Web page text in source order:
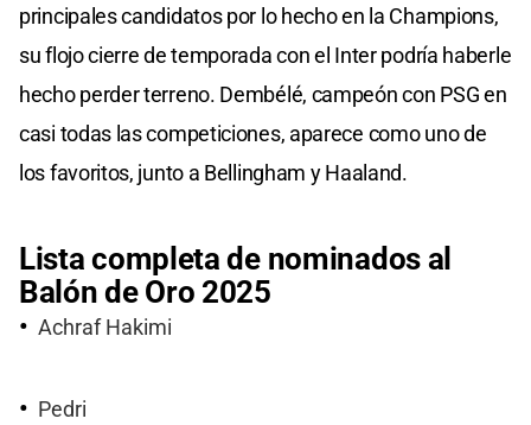
principales candidatos por lo hecho en la Champions,
su flojo cierre de temporada con el Inter podría haberle
hecho perder terreno. Dembélé, campeón con PSG en
casi todas las competiciones, aparece como uno de
los favoritos, junto a Bellingham y Haaland.
Lista completa de nominados al
Balón de Oro 2025
Achraf Hakimi
Pedri